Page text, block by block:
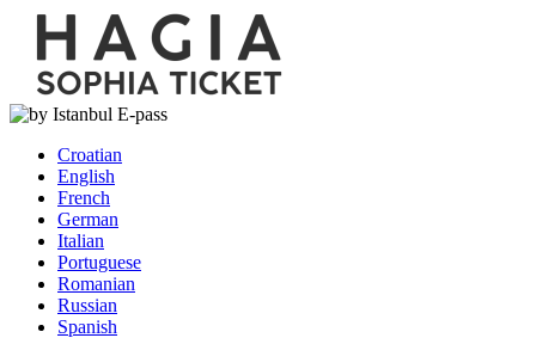
Croatian
English
French
German
Italian
Portuguese
Romanian
Russian
Spanish